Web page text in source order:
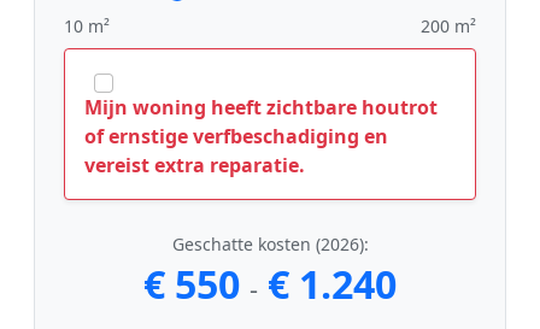
10 m² 200 m²
Mijn woning heeft zichtbare houtrot
of ernstige verfbeschadiging en
vereist extra reparatie.
Geschatte kosten (2026):
€ 550 - € 1.240